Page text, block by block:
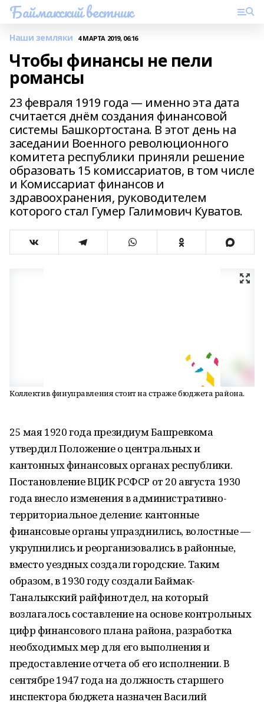
Баймакский вестник
Наши земляки 4 МАРТА 2019, 06:16
Чтобы финансы не пели
романсы
23 февраля 1919 года — именно эта дата
считается днём создания финансовой
системы Башкортостана. В этот день на
заседании Военного революционного
комитета республики приняли решение
образовать 15 комиссариатов, в том числе
и Комиссариат финансов и
здравоохранения, руководителем
которого стал Гумер Галимович Куватов.
Коллектив финуправления стоит на страже бюджета района.
25 мая 1920 года президиум Башревкома
утвердил Положение о центральных и
кантонных финансовых органах республики.
Постановление ВЦИК РСФСР от 20 августа 1930
года внесло изменения в административно-
территориальное деление: кантонные
финансовые органы упразднились, волостные —
укрупнились и реорганизовались в районные,
вместо уездных создали городские. Таким
образом, в 1930 году создали Баймак-
Таналыкский райфинотдел, на который
возлагалось составление на основе контрольных
цифр финансового плана района, разработка
необходимых мер для его выполнения и
предоставление отчета об его исполнении. В
сентябре 1947 года на должность старшего
инспектора бюджета назначен Василий